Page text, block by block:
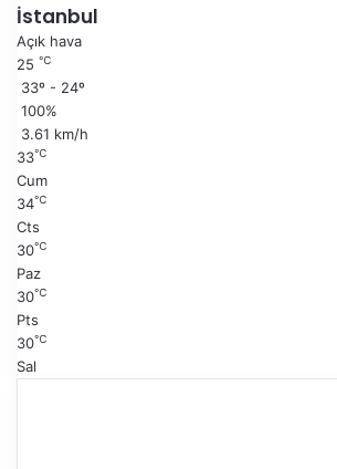
s
a
a
k
i
y
f
İstanbul
Açık hava
25 ℃
33º - 24º
100%
3.61 km/h
33℃
Cum
34℃
Cts
30℃
Paz
30℃
Pts
30℃
Sal